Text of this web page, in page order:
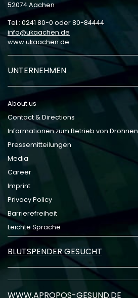
52074 Aachen
Tel.: 0241 80-0 oder 80-84444
info
ukaachen de
www.ukaachen.de
UNTERNEHMEN
About us
Contact & Directions
Informationen zum Betrieb von Drohnen
Pressemitteilungen
Media
Career
Imprint
Privacy Policy
Barrierefreiheit
Leichte Sprache
BLUTSPENDER GESUCHT
WWW.APROPOS-GESUND.DE